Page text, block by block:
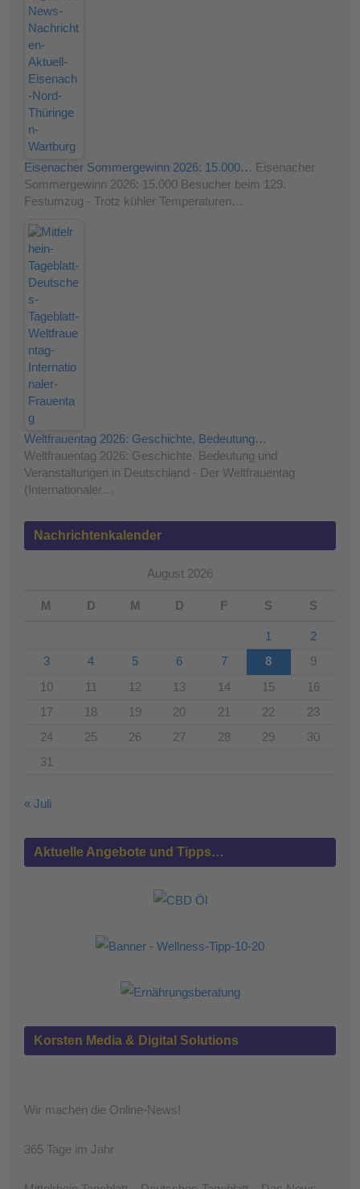
Eisenacher Sommergewinn 2026: 15.000… Eisenacher
Sommergewinn 2026: 15.000 Besucher beim 129.
Festumzug - Trotz kühler Temperaturen…
Weltfrauentag 2026: Geschichte, Bedeutung…
Weltfrauentag 2026: Geschichte, Bedeutung und
Veranstaltungen in Deutschland - Der Weltfrauentag
(Internationaler…
Nachrichtenkalender
August 2026
M D M D F S S
1
2
3
4 5 6 7 8
9
10
11 12 13 14 15
16
17
18 19 20 21 22
23
24
25 26 27 28 29
30
31
« Juli
Aktuelle Angebote und Tipps…
Korsten Media & Digital Solutions
Wir machen die Online-News!
365 Tage im Jahr